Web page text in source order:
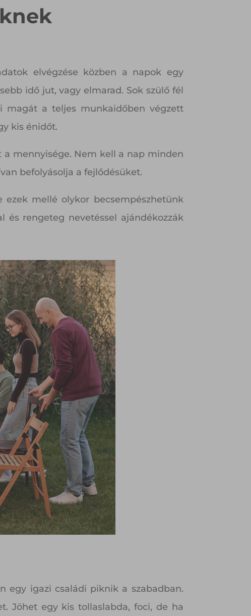
elvégzése közben a napok egy
idő jut, vagy elmarad. Sok szülő fél
magát a teljes munkaidőben végzett
kis énidőt.
mennyisége. Nem kell a nap minden
befolyásolja a fejlődésüket.
mellé olykor becsempészhetünk
és rengeteg nevetéssel ajándékozzák
egy igazi családi piknik a szabadban.
Jöhet egy kis tollaslabda, foci, de ha